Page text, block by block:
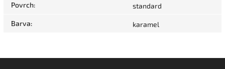
Povrch: standard
Barva: karamel